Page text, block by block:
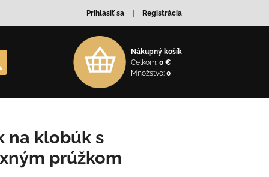
Prihlásiť sa Registrácia
Nákupný košík
Celkom: 0 €
Množstvo: 0
na klobúk s
prúžkom